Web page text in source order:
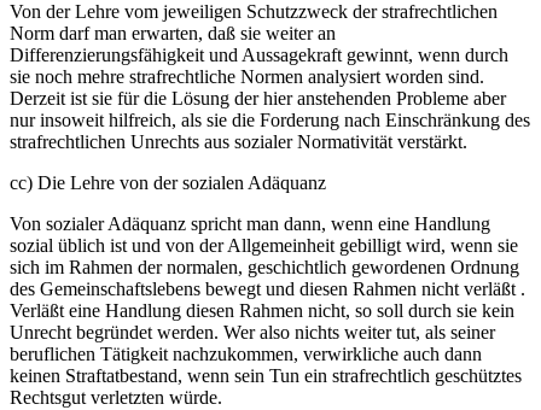
Von der Lehre vom jeweiligen Schutzzweck der strafrechtlichen
Norm darf man erwarten, daß sie weiter an
Differenzierungsfähigkeit und Aussagekraft gewinnt, wenn durch
sie noch mehre strafrechtliche Normen analysiert worden sind.
Derzeit ist sie für die Lösung der hier anstehenden Probleme aber
nur insoweit hilfreich, als sie die Forderung nach Einschränkung des
strafrechtlichen Unrechts aus sozialer Normativität verstärkt.
cc) Die Lehre von der sozialen Adäquanz
Von sozialer Adäquanz spricht man dann, wenn eine Handlung
sozial üblich ist und von der Allgemeinheit gebilligt wird, wenn sie
sich im Rahmen der normalen, geschichtlich gewordenen Ordnung
des Gemeinschaftslebens bewegt und diesen Rahmen nicht verläßt .
Verläßt eine Handlung diesen Rahmen nicht, so soll durch sie kein
Unrecht begründet werden. Wer also nichts weiter tut, als seiner
beruflichen Tätigkeit nachzukommen, verwirkliche auch dann
keinen Straftatbestand, wenn sein Tun ein strafrechtlich geschütztes
Rechtsgut verletzten würde.